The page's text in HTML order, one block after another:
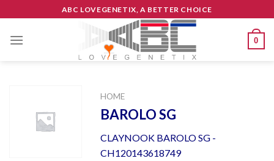
to
content
ABC LOVEGENETIX, A BETTER CHOICE
0
HOME
BAROLO SG
CLAYNOOK BAROLO SG -
CH120143618749